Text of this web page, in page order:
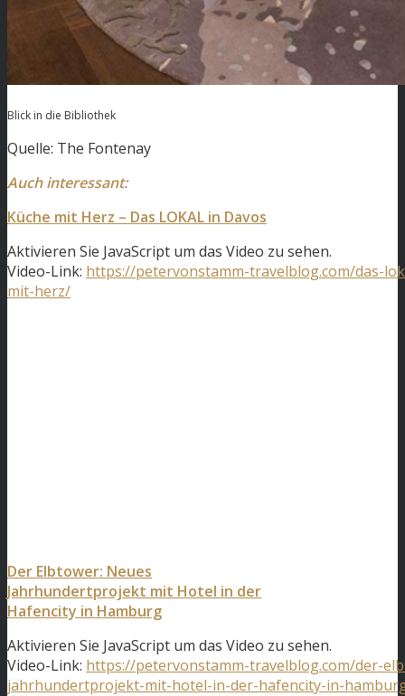
Blick in die Bibliothek
Quelle: The Fontenay
Auch interessant:
Küche mit Herz – Das LOKAL in Davos
Aktivieren Sie JavaScript um das Video zu sehen.
Video-Link: https://petervonstamm-travelblog.com/das-
mit-herz/
Der Elbtower: Neues
Jahrhundertprojekt mit Hotel in der
Hafencity in Hamburg
Aktivieren Sie JavaScript um das Video zu sehen.
Video-Link: https://petervonstamm-travelblog.com/der-
jahrhundertprojekt-mit-hotel-in-der-hafencity-in-